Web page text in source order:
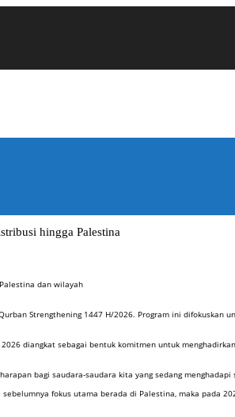
hingga Palestina
dan wilayah
Strengthening 1447 H/2026. Program ini
diangkat sebagai bentuk komitmen untuk
bagi saudara-saudara kita yang sedang
fokus utama berada di Palestina, maka pada